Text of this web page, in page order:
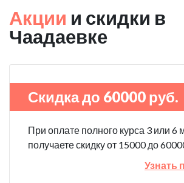
Акции и скидки в
Чаадаевке
Скидка до 60000 руб.
При оплате полного курса 3 или 6
получаете скидку от 15000 до
Узнать